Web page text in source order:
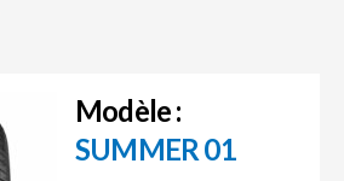
Modèle :
SUMMER 01